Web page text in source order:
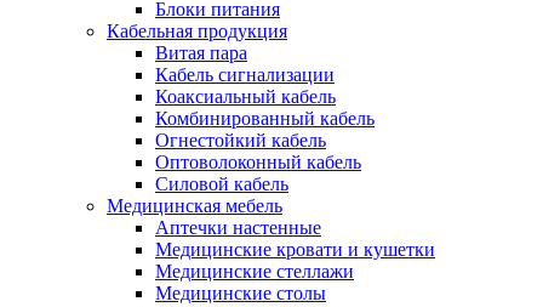
Блоки питания
Кабельная продукция
Витая пара
Кабель сигнализации
Коаксиальный кабель
Комбинированный кабель
Огнестойкий кабель
Оптоволоконный кабель
Силовой кабель
Медицинская мебель
Аптечки настенные
Медицинские кровати и кушетки
Медицинские стеллажи
Медицинские столы